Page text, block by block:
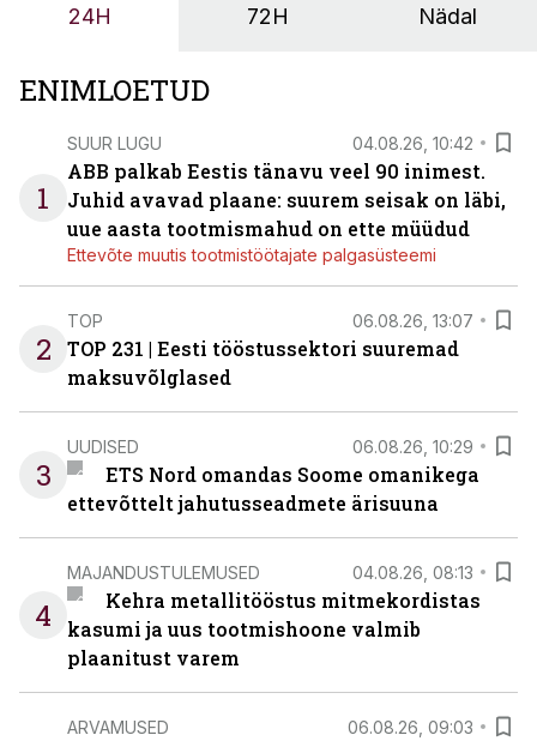
24H 72H Nädal
ENIMLOETUD
1
SUUR LUGU 04.08.26, 10:42
ABB palkab Eestis tänavu veel 90 inimest.
Juhid avavad plaane: suurem seisak on läbi,
uue aasta tootmismahud on ette müüdud
Ettevõte muutis tootmistöötajate palgasüsteemi
2
TOP 06.08.26, 13:07
TOP 231 | Eesti tööstussektori suuremad
maksuvõlglased
3
UUDISED 06.08.26, 10:29
ETS Nord omandas Soome omanikega
ettevõttelt jahutusseadmete ärisuuna
4
MAJANDUSTULEMUSED 04.08.26, 08:13
Kehra metallitööstus mitmekordistas
kasumi ja uus tootmishoone valmib
plaanitust varem
ARVAMUSED 06.08.26, 09:03